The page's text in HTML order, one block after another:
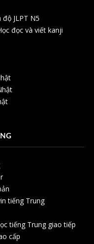
JLPT N5
đọc và viết kanji
tiếng Trung
tiếng Trung giao tiếp
cấp